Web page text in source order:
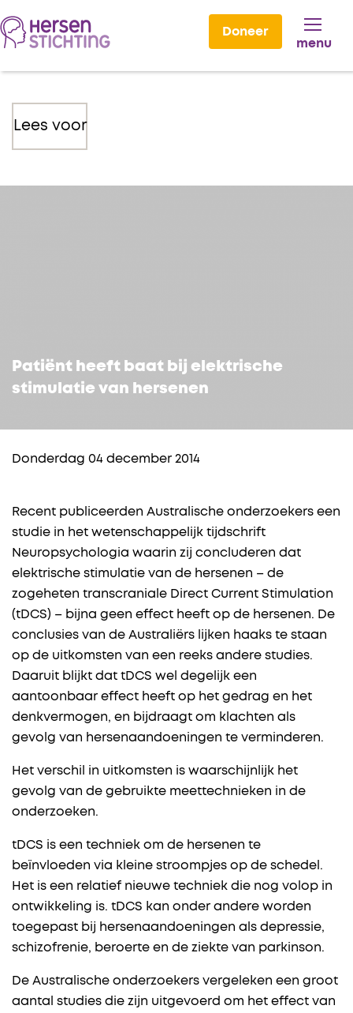
Doneer
menu
Lees voor
Patiënt heeft baat bij elektrische
stimulatie van hersenen
Donderdag 04 december 2014
Recent publiceerden Australische onderzoekers een
studie in het wetenschappelijk tijdschrift
Neuropsychologia waarin zij concluderen dat
elektrische stimulatie van de hersenen – de
zogeheten transcraniale Direct Current Stimulation
(tDCS) – bijna geen effect heeft op de hersenen. De
conclusies van de Australiërs lijken haaks te staan
op de uitkomsten van een reeks andere studies.
Daaruit blijkt dat tDCS wel degelijk een
aantoonbaar effect heeft op het gedrag en het
denkvermogen, en bijdraagt om klachten als
gevolg van hersenaandoeningen te verminderen.
Het verschil in uitkomsten is waarschijnlijk het
gevolg van de gebruikte meettechnieken in de
onderzoeken.
tDCS is een techniek om de hersenen te
beïnvloeden via kleine stroompjes op de schedel.
Het is een relatief nieuwe techniek die nog volop in
ontwikkeling is. tDCS kan onder andere worden
toegepast bij hersenaandoeningen als depressie,
schizofrenie, beroerte en de ziekte van parkinson.
De Australische onderzoekers vergeleken een groot
aantal studies die zijn uitgevoerd om het effect van